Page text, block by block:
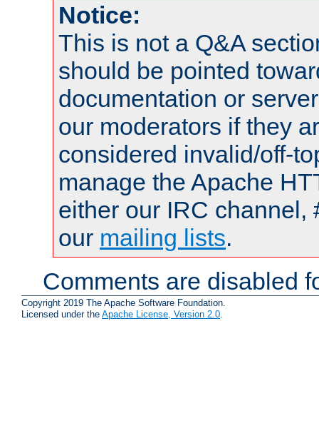
Notice:
This is not a Q&A
should be pointed
documentation or
our moderators if they
considered invalid/off-
manage the Apache
either our IRC channel,
our mailing lists.
Comments are disabled
Copyright 2019 The Apache Software Foundation.
Licensed under the Apache License, Version 2.0.